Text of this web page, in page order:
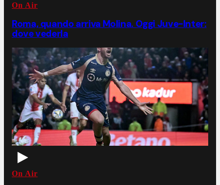
On Air
Roma, quando arriva Molina. Oggi Juve-Inter:
dove vederla
On Air